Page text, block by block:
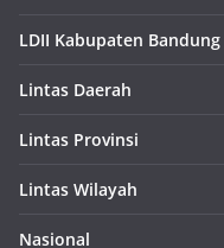
LDII Kabupaten Bandung
Lintas Daerah
Lintas Provinsi
Lintas Wilayah
Nasional